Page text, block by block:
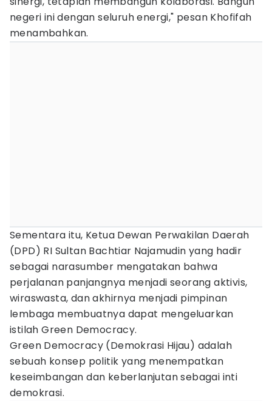
negeri ini dengan seluruh energi," pesan Khofifah
menambahkan.
Sementara itu, Ketua Dewan Perwakilan Daerah
(DPD) RI Sultan Bachtiar Najamudin yang hadir
sebagai narasumber mengatakan bahwa
perjalanan panjangnya menjadi seorang aktivis,
wiraswasta, dan akhirnya menjadi pimpinan
lembaga membuatnya dapat mengeluarkan
istilah Green Democracy.
Green Democracy (Demokrasi Hijau) adalah
sebuah konsep politik yang menempatkan
keseimbangan dan keberlanjutan sebagai inti
demokrasi.